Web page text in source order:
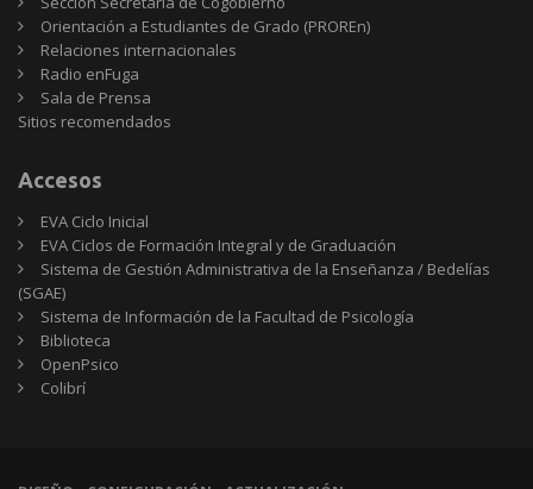
Orientación a Estudiantes de Grado (PROREn)
Relaciones internacionales
Radio enFuga
Sala de Prensa
Sitios
Sitios recomendados
Accesos
EVA Ciclo Inicial
EVA Ciclos de Formación Integral y de Graduación
Sistema de Gestión Administrativa de la Enseñanza / Bedelías
(SGAE)
Sistema de Información de la Facultad de Psicología
Biblioteca
OpenPsico
Colibrí